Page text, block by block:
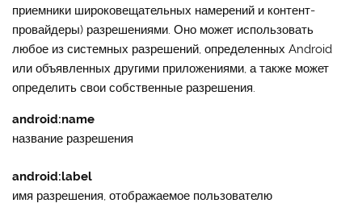
приемники широковещательных намерений и контент-
провайдеры) разрешениями. Оно может использовать
любое из системных разрешений, определенных Android
или объявленных другими приложениями, а также может
определить свои собственные разрешения.
android:name
название разрешения
android:label
имя разрешения, отображаемое пользователю